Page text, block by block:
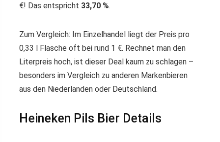
€! Das entspricht 33,70 %.
Zum Vergleich: Im Einzelhandel liegt der Preis pro
0,33 l Flasche oft bei rund 1 €. Rechnet man den
Literpreis hoch, ist dieser Deal kaum zu schlagen –
besonders im Vergleich zu anderen Markenbieren
aus den Niederlanden oder Deutschland.
Heineken Pils Bier Details